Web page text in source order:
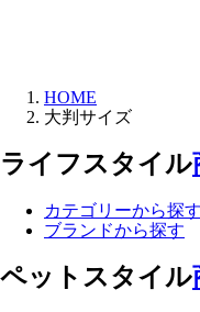
HOME
大判サイズ
ライフスタイル
カテゴリーから探す
ブランドから探す
ペットスタイル